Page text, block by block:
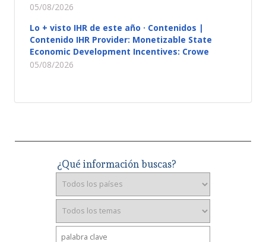
05/08/2026
Lo + visto IHR de este año · Contenidos |
Contenido IHR Provider: Monetizable State
Economic Development Incentives: Crowe
05/08/2026
¿Qué información buscas?